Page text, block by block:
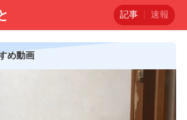
記事 速報
め動画